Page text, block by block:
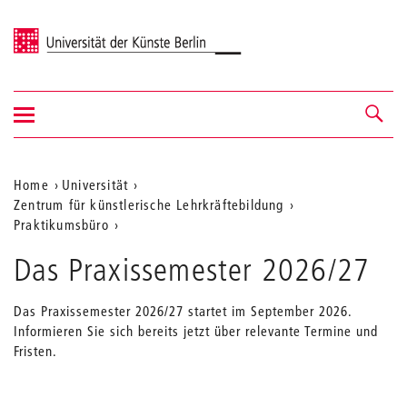
Universität der Künste Berlin
Navigation &
Suche
Navigation
ein-/ausblenden
Aktuelle
Position
der
Webseite
Home
Universität
Zentrum für künstlerische Lehrkräftebildung
Praktikumsbüro
Das Praxissemester 2026/27
Das Praxissemester 2026/27 startet im September 2026.
Informieren Sie sich bereits jetzt über relevante Termine und
Fristen.